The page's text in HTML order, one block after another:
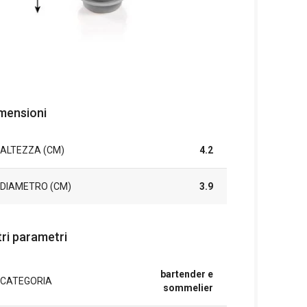
ALTEZZA (CM) 4.2
DIAMETRO (CM) 3.9
parametri
CATEGORIA
bartender e
sommelier